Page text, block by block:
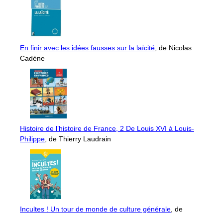
En finir avec les idées fausses sur la laïcité, de Nicolas
Cadène
Histoire de l’histoire de France, 2 De Louis XVI à Louis-
Philippe, de Thierry Laudrain
Incultes ! Un tour de monde de culture générale, de